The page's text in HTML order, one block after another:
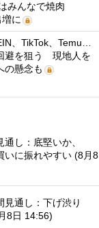
みんなで焼肉
に
、TikTok、Temu…
避を狙う 現地人を
の懸念も
し：底堅いか、
いに振れやすい (8月8
通し：下げ渋り
8日 14:56)